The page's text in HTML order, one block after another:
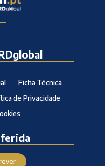
Ficha Técnica
de Privacidade